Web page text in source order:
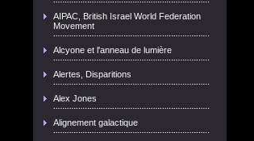
AIPAC, British Israel World Federation
Movement
Alcyone et l'anneau de lumière
Alertes, Disparitions
Alex Jones
Alignement galactique